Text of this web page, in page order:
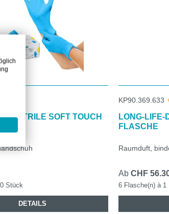
NITRILE SOFT TOUCH
L
Stück
DETAILS
KP90.369.633
LONG-LIFE-
FLASCHE
Raumduft,
Ab CHF
6 Flasche(n) à 1